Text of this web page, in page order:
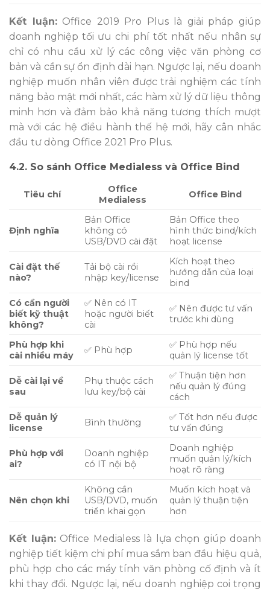
Kết luận:Office 2019 Pro Plus là giải pháp giúp
doanh nghiệp tối ưu chi phí tốt nhất nếu nhân sự
chỉ có nhu cầu xử lý các công việc văn phòng cơ
bản và cần sự ổn định dài hạn. Ngược lại, nếu doanh
nghiệp muốn nhân viên được trải nghiệm các tính
năng bảo mật mới nhất, các hàm xử lý dữ liệu thông
minh hơn và đảm bảo khả năng tương thích mượt
mà với các hệ điều hành thế hệ mới, hãy cân nhắc
đầu tư dòng Office 2021 Pro Plus.
4.2. So sánh Office Medialess và Office Bind
Tiêu chí
Office
Medialess
Office Bind
Định nghĩa
Bản Office
không có
USB/DVD cài đặt
Bản Office theo
hình thức bind/kích
hoạt license
Cài đặt thế
nào?
Tải bộ cài rồi
nhập key/license
Kích hoạt theo
hướng dẫn của loại
bind
Có cần người
biết kỹ thuật
không?
✅ Nên có IT
hoặc người biết
cài
✅ Nên được tư vấn
trước khi dùng
Phù hợp khi
cài nhiều máy
✅ Phù hợp
✅ Phù hợp nếu
quản lý license tốt
Dễ cài lại về
sau
Phụ thuộc cách
lưu key/bộ cài
✅ Thuận tiện hơn
nếu quản lý đúng
cách
Dễ quản lý
license
Bình thường
✅ Tốt hơn nếu được
tư vấn đúng
Phù hợp với
ai?
Doanh nghiệp
có IT nội bộ
Doanh nghiệp
muốn quản lý/kích
hoạt rõ ràng
Nên chọn khi
Không cần
USB/DVD, muốn
triển khai gọn
Muốn kích hoạt và
quản lý thuận tiện
hơn
Kết luận:Office Medialess là lựa chọn giúp doanh
nghiệp tiết kiệm chi phí mua sắm ban đầu hiệu quả,
phù hợp cho các máy tính văn phòng cố định và ít
khi thay đổi. Ngược lại, nếu doanh nghiệp coi trọng